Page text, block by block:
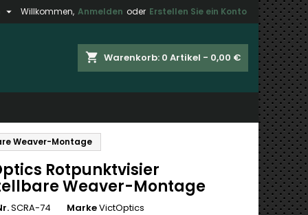
Willkommen, Anmelden oder Erstellen Sie ein Konto

shopping_cart Warenkorb: 0 Artikel - 0,00 €
Weaver-Montage
Rotpunktvisier
Weaver-Montage
SCRA-74 MarkeVictOptics